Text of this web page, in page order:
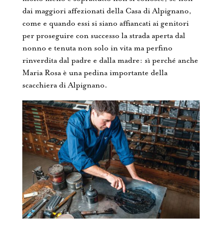
dai maggiori affezionati della Casa di Alpignano,
come e quando essi si siano affiancati ai genitori
per proseguire con successo la strada aperta dal
nonno e tenuta non solo in vita ma perfino
rinverdita dal padre e dalla madre: sì perché anche
Maria Rosa è una pedina importante della
scacchiera di Alpignano.